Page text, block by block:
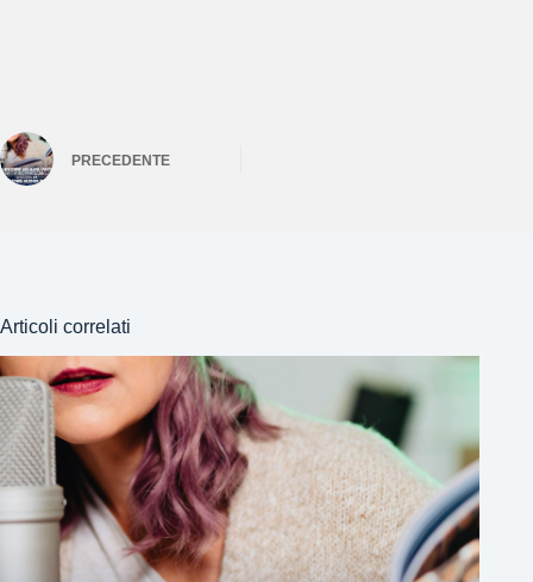
PRECEDENTE
Articoli correlati